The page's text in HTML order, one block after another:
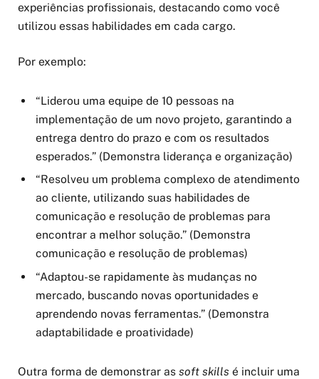
experiências profissionais, destacando como você
utilizou essas habilidades em cada cargo.
Por exemplo:
“Liderou uma equipe de 10 pessoas na
implementação de um novo projeto, garantindo a
entrega dentro do prazo e com os resultados
esperados.” (Demonstra liderança e organização)
“Resolveu um problema complexo de atendimento
ao cliente, utilizando suas habilidades de
comunicação e resolução de problemas para
encontrar a melhor solução.” (Demonstra
comunicação e resolução de problemas)
“Adaptou-se rapidamente às mudanças no
mercado, buscando novas oportunidades e
aprendendo novas ferramentas.” (Demonstra
adaptabilidade e proatividade)
Outra forma de demonstrar as soft skills é incluir uma